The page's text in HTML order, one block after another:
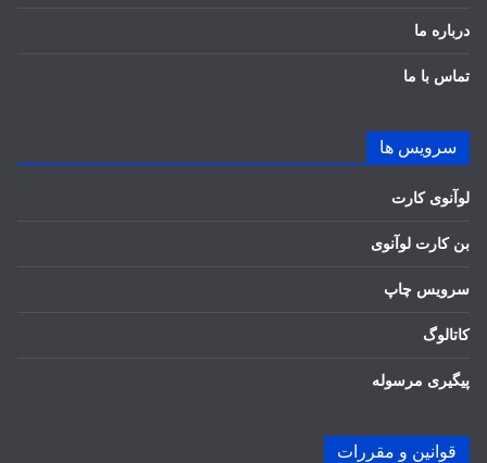
درباره ما
تماس با ما
سرویس ها
لوآنوی کارت
بن کارت لوآنوی
سرویس چاپ
کاتالوگ
پیگیری مرسوله
قوانین و مقررات